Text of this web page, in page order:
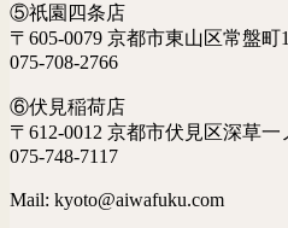
⑤祇園四条店
〒605-0079 京都市東山区常盤町
075-708-2766
⑥伏見稲荷店
〒612-0012 京都市伏見区深草一
075-748-7117
Mail: kyoto@aiwafuku.com